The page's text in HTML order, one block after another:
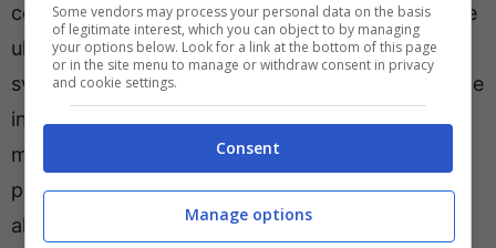
come dimostrato l’affareOkaforchiuso durante le
ultime ore del calciomercato invernale con lo
svizzero che è passato alla corte di Antonio Conte
in prestito con diritto di riscatto. In questo
momento appare difficile che gli azzurri possano
pagare i25 milionidi euro concordati per tenerlo
all’ombra del Vesuvio ma non è da escludere che
Some vendors may process your personal data on the basis
of legitimate interest, which you can object to by managing
your options below. Look for a link at the bottom of this page
or in the site menu to manage or withdraw consent in privacy
and cookie settings.
Consent
Manage options